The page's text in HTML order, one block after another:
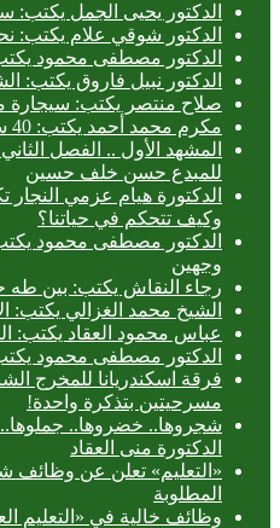
الدكتور يحيى الجمل يكتب:
الدكتور شوقي علام يكتب:
الدكتور مصطفى محمود
الدكتور نبيل فاروق يكتب:
صلاح منتصر يكتب:
مكرم محمد أحمد يكتب: 40 سنة حفائر
المشهد الأول .. الفصل
للمبدع حسن خلف حسين
الدكتورة هيام عزمي النجار
وكيف تتحكم في حياتنا؟
الدكتور مصطفى محمود
وجهين
رجاء النقاش يكتب: بين طه
الشيخ محمد الغزالي يكتب:
عباس محمود العقاد يكتب:
الدكتور مصطفى محمود
فرقة اسكندريانا للمخرج
مسرحيتين بتذكرة واحدة!
شجروها.. خضروها.. جملوها..
الدكتورة منى العقاد
«التعليم» تعلن عن وظائف
المطلوبة
وظائف خالية في «التعليم